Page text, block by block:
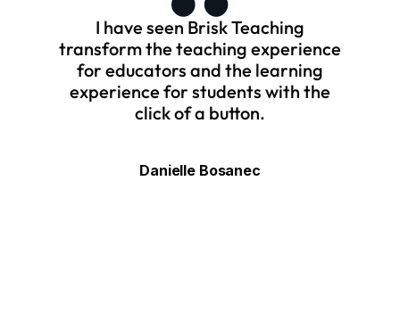
I have seen Brisk Teaching
transform the teaching experience
for educators and the learning
experience for students with the
click of a button.
Danielle Bosanec